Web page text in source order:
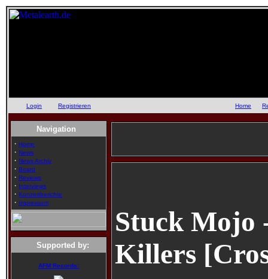
Login Registrieren Home
Navigation
· Home
· News
· News Archiv
· Board
· Reviews
· Interviews
· Konzertberichte
· Impressum
Supported by:
AFM Records:
Stuck Mojo
Killers